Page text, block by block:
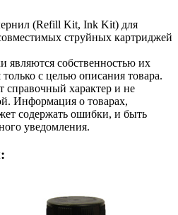
(Refill Kit, Ink Kit) для
струйных картриджей
являются собственностью их
с целью описания товара.
справочный характер и не
Информация о товарах,
содержать ошибки, и быть
уведомления.